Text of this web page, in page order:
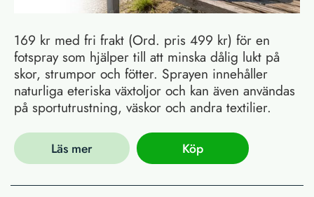
169 kr med fri frakt (Ord. pris 499 kr) för en
fotspray som hjälper till att minska dålig lukt på
skor, strumpor och fötter. Sprayen innehåller
naturliga eteriska växtoljor och kan även användas
på sportutrustning, väskor och andra textilier.
Läs mer Köp